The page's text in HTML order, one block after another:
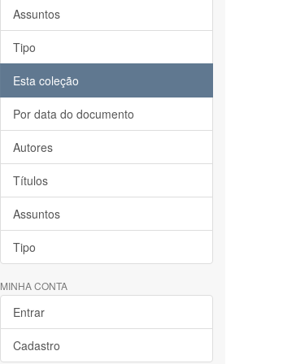
Assuntos
Tipo
Esta coleção
Por data do documento
Autores
Títulos
Assuntos
Tipo
MINHA CONTA
Entrar
Cadastro